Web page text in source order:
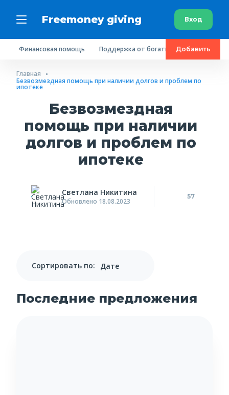
Freemoney giving Вход
Финансовая помощь Поддержка от богатых людей
Добавить
Главная
Безвозмездная помощь при наличии долгов и проблем по
ипотеке
Безвозмездная
помощь при наличии
долгов и проблем по
ипотеке
Светлана Никитина
Обновлено 18.08.2023
57
Сортировать по:
Последние предложения